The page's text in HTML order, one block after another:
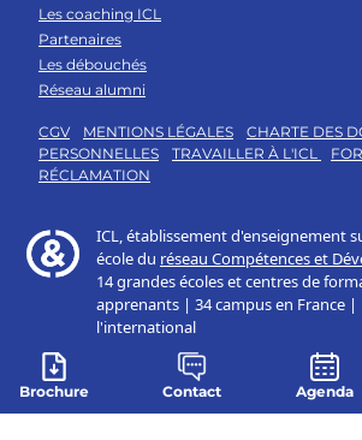
Brochure Contact Agenda
Les coaching ICL
Partenaires
Les débouchés
Réseau alumni
CGV MENTIONS LÉGALES
CHARTE DES
PERSONNELLES
TRAVAILLER À L'ICL
RÉCLAMATION